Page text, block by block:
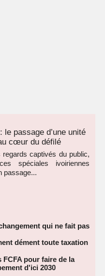
passage d’une unité
cœur du défilé
regards captivés du public,
spéciales ivoiriennes
passage...
qui ne fait pas
dément toute taxation
pour faire de la
d'ici 2030